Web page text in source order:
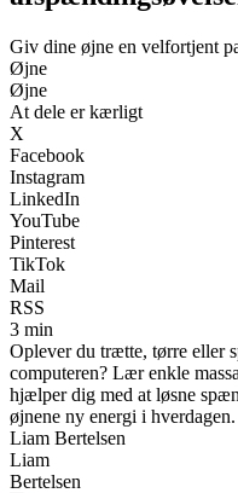
Giv dine øjne en velfortjent
Øjne
Øjne
At dele er kærligt
X
Facebook
Instagram
LinkedIn
YouTube
Pinterest
TikTok
Mail
RSS
3 min
Oplever du trætte, tørre eller
computeren? Lær enkle
hjælper dig med at løsne
øjnene ny energi i hverdagen.
Liam Bertelsen
Liam
Bertelsen